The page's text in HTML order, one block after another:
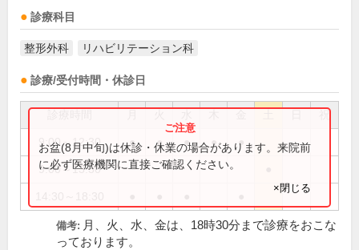
診療科目
整形外科 リハビリテーション科
診療/受付時間・休診日
祝
9:00～12:30 ● ● ● ● ●
9:00～13:30
お盆(8月中旬)は休診・休業の場合があります。来院前
に必ず医療機関に直接ご確認ください。
×閉じる
備考: 月、火、水、金は、18時30分まで診療をおこな
っております。